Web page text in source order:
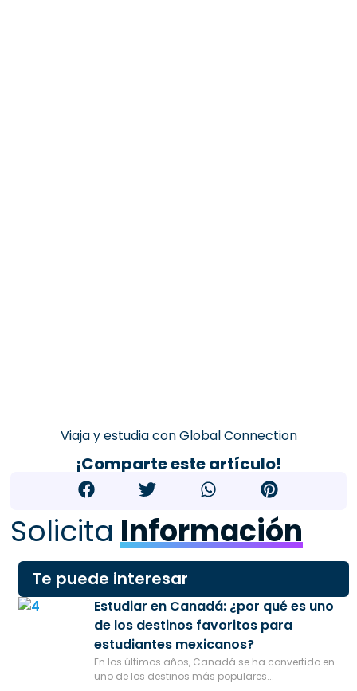
Viaja y estudia con Global Connection
¡Comparte este artículo!
Solicita Información
Te puede interesar
Estudiar en Canadá: ¿por qué es uno
de los destinos favoritos para
estudiantes mexicanos?
En los últimos años, Canadá se ha convertido en
uno de los destinos más populares...